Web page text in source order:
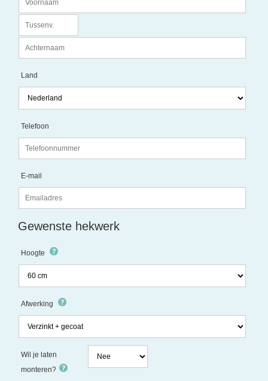
Land
Telefoon
E-mail
Gewenste hekwerk
Hoogte
Afwerking
Wil je laten
monteren?